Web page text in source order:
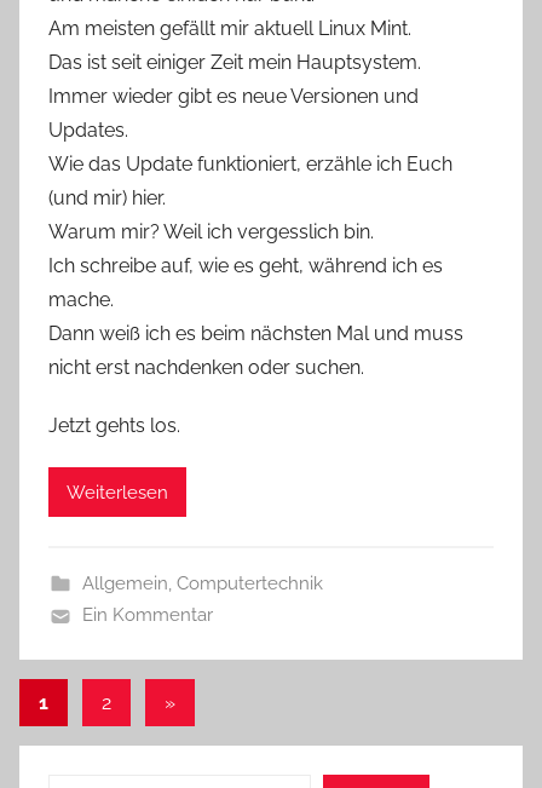
Am meisten gefällt mir aktuell Linux Mint.
Das ist seit einiger Zeit mein Hauptsystem.
Immer wieder gibt es neue Versionen und
Updates.
Wie das Update funktioniert, erzähle ich Euch
(und mir) hier.
Warum mir? Weil ich vergesslich bin.
Ich schreibe auf, wie es geht, während ich es
mache.
Dann weiß ich es beim nächsten Mal und muss
nicht erst nachdenken oder suchen.
Jetzt gehts los.
Weiterlesen
Allgemein, Computertechnik
Ein Kommentar
Seitennummerierung
der
1 2
Nächste
»